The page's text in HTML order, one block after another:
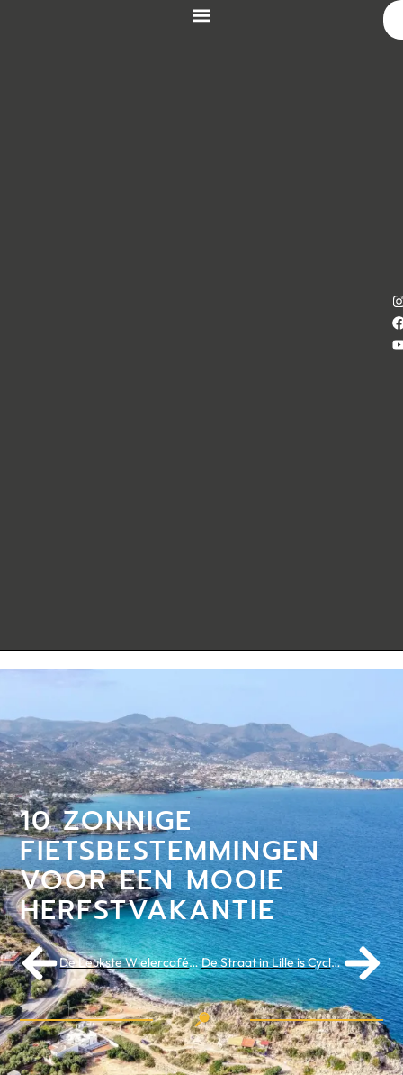
10 ZONNIGE
FIETSBESTEMMINGEN
VOOR EEN MOOIE
HERFSTVAKANTIE
De Leukste Wielercafés in Nederland om Jouw Ritje te Starten De Straat in Lille is Cycling Destination Approved